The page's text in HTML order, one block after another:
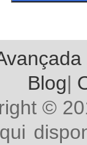
Blog|
©